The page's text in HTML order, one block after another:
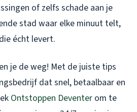
of zelfs schade aan je
stad waar elke minuut telt,
écht levert.
je de weg! Met de juiste tips
dat snel, betaalbaar en
Ontstoppen Deventer om te